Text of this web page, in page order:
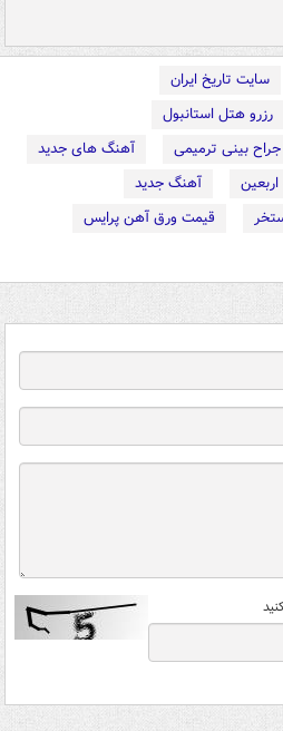
سایت تاریخ ایران
رزرو هتل استانبول
بینی ترمیمی
آهنگ های جدید
آهنگ جدید
قیمت ورق آهن پرایس